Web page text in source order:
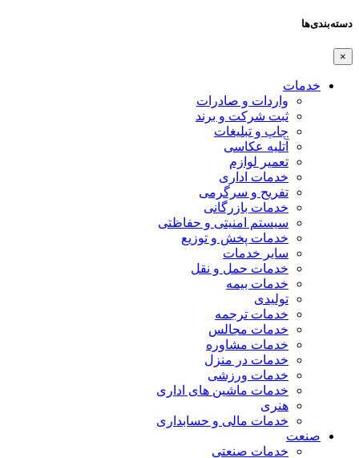
دسته‌بندی‌ها
×
خدمات
واردات و صادرات
ثبت شرکت و برند
چاپ و تبلیغات
آتلیه عکاسی
تعمیر لوازم
خدمات اداری
تفریح و سرگرمی
خدمات بازرگانی
سیستم امنیتی و حفاظتی
خدمات پخش و توزیع
سایر خدمات
خدمات حمل و نقل
خدمات بیمه
تولیدی
خدمات ترجمه
خدمات مجالس
خدمات مشاوره
خدمات در منزل
خدمات ورزشی
خدمات ماشین های اداری
هنری
خدمات مالی و حسابداری
صنعت
خدمات صنعتی